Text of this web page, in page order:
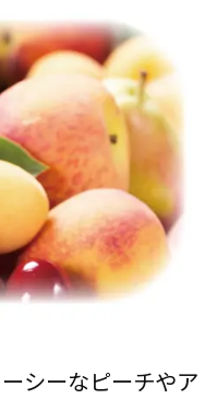
シーなピーチやア